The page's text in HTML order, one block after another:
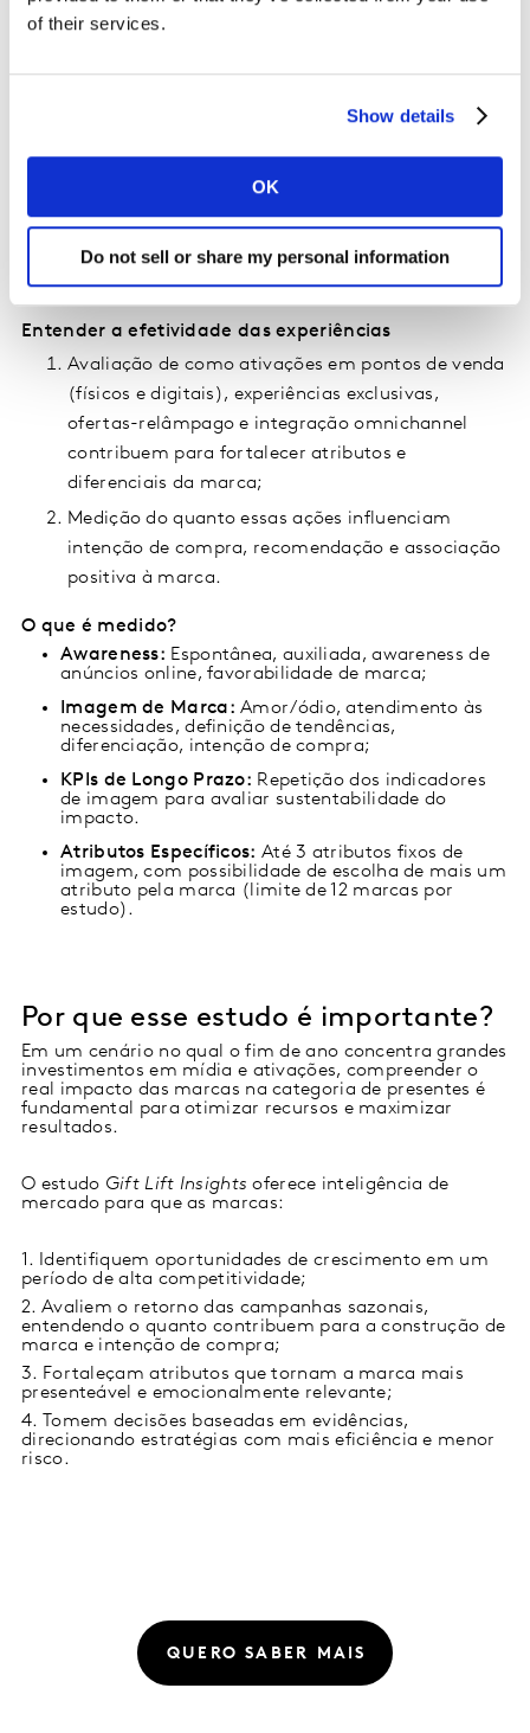
of their services.
Show details
OK
Do not sell or share my personal information
Mensurar a capacidade das ativações em construir
equity de marca
Construção de credenciais e posicionamento da
marca no contexto do Natal e festas de fim de
Impacto em indicadores de equity:
meaningfulness (relevância), diferenciação e
atributos específicos.
Entender a efetividade das experiências
Avaliação de como ativações em pontos de venda
(físicos e digitais), experiências exclusivas,
ofertas-relâmpago e integração omnichannel
contribuem para fortalecer atributos e
diferenciais da marca;
Medição do quanto essas ações influenciam
intenção de compra, recomendação e associação
positiva à marca.
O que é medido?
Awareness: Espontânea, auxiliada, awareness de
anúncios online, favorabilidade de marca;
Imagem de Marca: Amor/ódio, atendimento às
necessidades, definição de tendências,
diferenciação, intenção de compra;
KPIs de Longo Prazo: Repetição dos indicadores
de imagem para avaliar sustentabilidade do
impacto.
Atributos Específicos: Até 3 atributos fixos de
imagem, com possibilidade de escolha de mais um
atributo pela marca (limite de 12 marcas por
estudo).
Por que esse estudo é importante?
Em um cenário no qual o fim de ano concentra grandes
investimentos em mídia e ativações, compreender o
real impacto das marcas na categoria de presentes é
fundamental para otimizar recursos e maximizar
resultados.
O estudo Gift Lift Insightsoferece inteligência de
mercado para que as marcas:
1. Identifiquem oportunidades de crescimento em um
período de alta competitividade;
2. Avaliem o retorno das campanhas sazonais,
entendendo o quanto contribuem para a construção de
marca e intenção de compra;
3. Fortaleçam atributos que tornam a marca mais
presenteável e emocionalmente relevante;
4. Tomem decisões baseadas em evidências,
direcionando estratégias com mais eficiência e menor
risco.
QUERO SABER MAIS